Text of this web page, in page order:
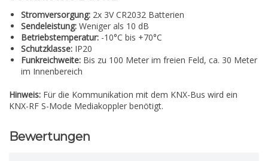
Stromversorgung: 2x 3V CR2032 Batterien
Sendeleistung: Weniger als 10 dB
Betriebstemperatur: -10°C bis +70°C
Schutzklasse: IP20
Funkreichweite: Bis zu 100 Meter im freien Feld, ca. 30 Meter
im Innenbereich
Hinweis: Für die Kommunikation mit dem KNX-Bus wird ein
KNX-RF S-Mode Mediakoppler benötigt.
Bewertungen